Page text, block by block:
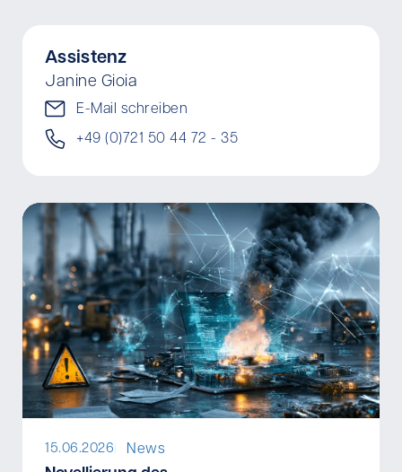
Assistenz
Janine Gioia
E-Mail schreiben
+49 (0)721 50 44 72 - 35
News
15.06.2026